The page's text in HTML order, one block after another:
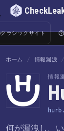
クラシックサイト
ホーム / 情報漏洩 /
情報
何が漏洩し、